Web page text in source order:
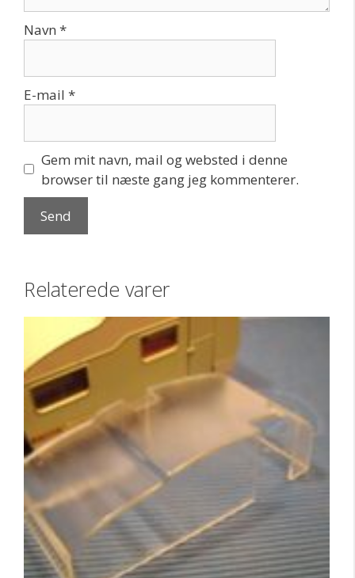
Navn *
E-mail *
Gem mit navn, mail og websted i denne
browser til næste gang jeg kommenterer.
Relaterede varer